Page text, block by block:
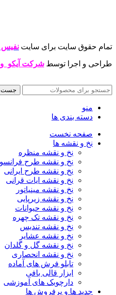
تمام حقوق سایت برای سایت نفیس
طراحی و اجرا توسط شرکت آیکو
جست
منو
دسته بندی ها
صفحه نخست
نخ و نقشه ها
نخ و نقشه منظره
نخ و نقشه طرح
نخ و نقشه طرح ایرانی
نخ و نقشه ایات قرانی
نخ و نقشه مینیاتور
نخ و نقشه زیرپایی
نخ و نقشه حیوانات
نخ و نقشه تک چهره
نخ و نقشه تندیس
نخ و نقشه عشایر
نخ و نقشه گل و گلدان
نخ و نقشه انحصاری
تابلو فرش های آماده
ابزار قالی بافی
دارچوبک های آموزشی
جدید ها و پرفروش ها